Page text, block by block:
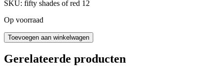
was: is:
SKU: fifty shades of red 12
Op voorraad
Toevoegen aan winkelwagen
Gerelateerde producten